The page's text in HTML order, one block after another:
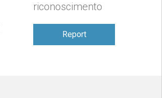
riconoscimento
Report